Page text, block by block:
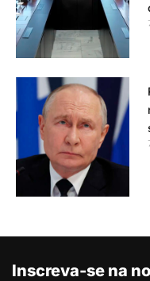
Inscreva-se na